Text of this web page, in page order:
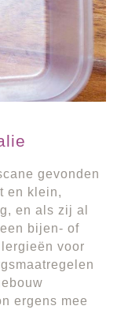
gevonden
en klein,
en als zij al
bijen- of
voor
ergens mee